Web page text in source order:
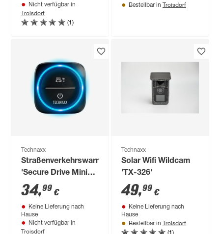
Nicht verfügbar in
Troisdorf
(1)
Bestellbar in Troisdorf
Technaxx
Straßenverkehrswarner
'Secure Drive Mini
TX-387'
34,99 €
Keine Lieferung nach
Hause
Nicht verfügbar in
Troisdorf
Technaxx
Solar Wifi Wildcam
'TX-326'
49,99 €
Keine Lieferung nach
Hause
Bestellbar in Troisdorf
(1)